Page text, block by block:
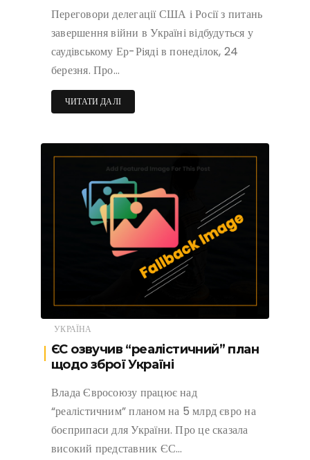
Переговори делегації США і Росії з питань
завершення війни в Україні відбудуться у
саудівському Ер-Ріяді в понеділок, 24
березня. Про…
ЧИТАТИ ДАЛІ
УКРАЇНА
ЄС озвучив “реалістичний” план
щодо зброї Україні
Влада Євросоюзу працює над
“реалістичним” планом на 5 млрд євро на
боєприпаси для України. Про це сказала
високий представник ЄС…